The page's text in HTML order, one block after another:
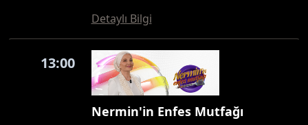
Detaylı Bilgi
13:00
Nermin'in Enfes Mutfağı